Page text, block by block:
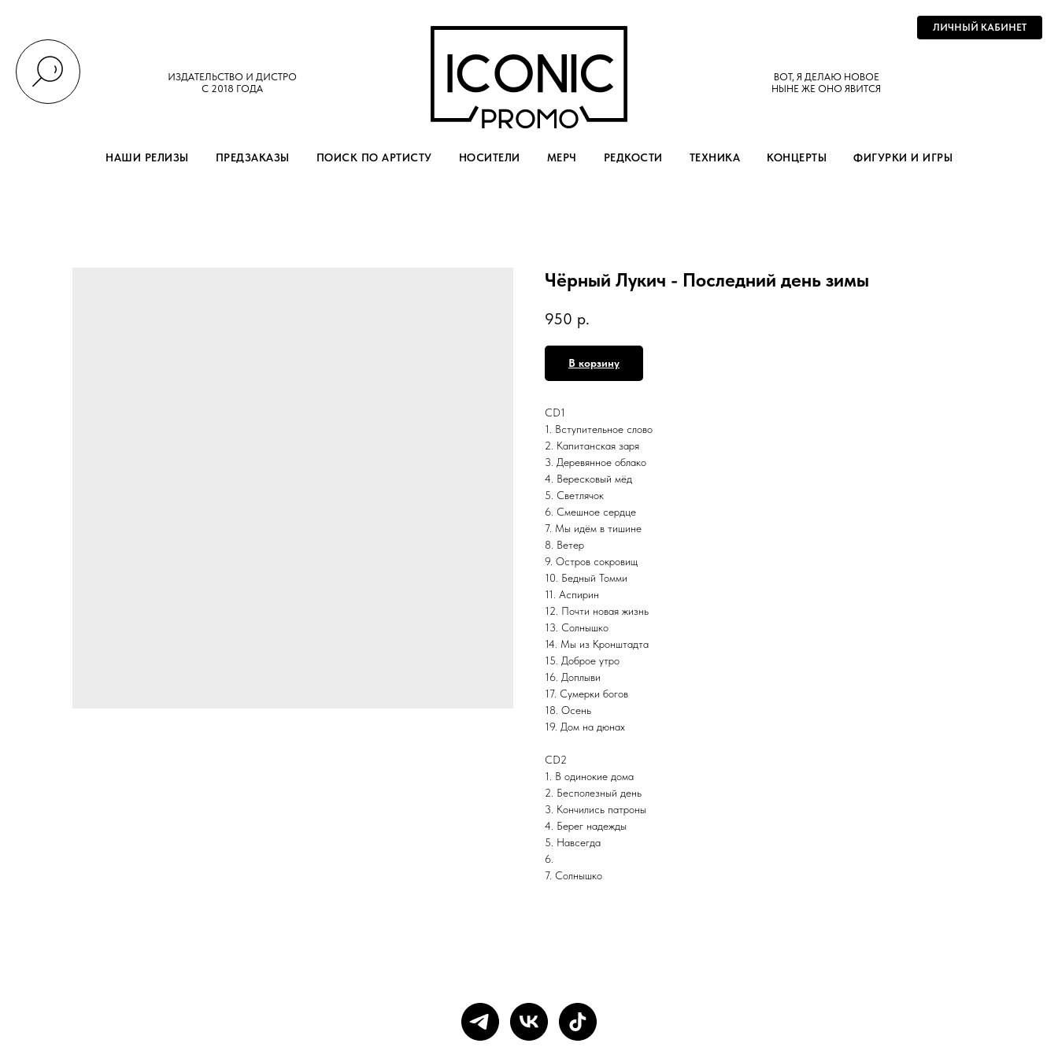
ИЗДАТЕЛЬСТВО И ДИСТРО
С 2018 ГОДА
ВОТ, Я ДЕЛАЮ НОВОЕ
НЫНЕ ЖЕ ОНО ЯВИТСЯ
НАШИ РЕЛИЗЫ ПРЕДЗАКАЗЫ ПОИСК ПО АРТИСТУ НОСИТЕЛИ МЕРЧ РЕДКОСТИ ТЕХНИКА КОНЦЕРТЫ ФИГУРКИ И ИГРЫ
ЛИЧНЫЙ КАБИНЕТ
Чёрный Лукич - Последний день зимы
950 р.
В корзину
CD1
1. Вступительное слово
2. Капитанская заря
3. Деревянное облако
4. Вересковый мёд
5. Светлячок
6. Смешное сердце
7. Мы идём в тишине
8. Ветер
9. Остров сокровищ
10. Бедный Томми
11. Аспирин
12. Почти новая жизнь
13. Солнышко
14. Мы из Кронштадта
15. Доброе утро
16. Доплыви
17. Сумерки богов
18. Осень
19. Дом на дюнах
CD2
1. В одинокие дома
2. Бесполезный день
3. Кончились патроны
4. Берег надежды
5. Навсегда
6.
7. Солнышко